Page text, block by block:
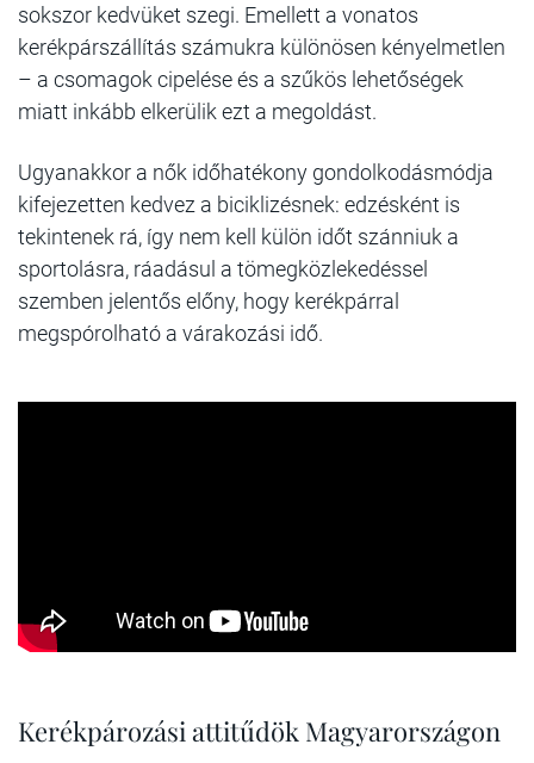
sokszor kedvüket szegi. Emellett a vonatos
kerékpárszállítás számukra különösen kényelmetlen
– a csomagok cipelése és a szűkös lehetőségek
miatt inkább elkerülik ezt a megoldást.
Ugyanakkor a nők időhatékony gondolkodásmódja
kifejezetten kedvez a biciklizésnek: edzésként is
tekintenek rá, így nem kell külön időt szánniuk a
sportolásra, ráadásul a tömegközlekedéssel
szemben jelentős előny, hogy kerékpárral
megspórolható a várakozási idő.
Kerékpározási attitűdök Magyarországon